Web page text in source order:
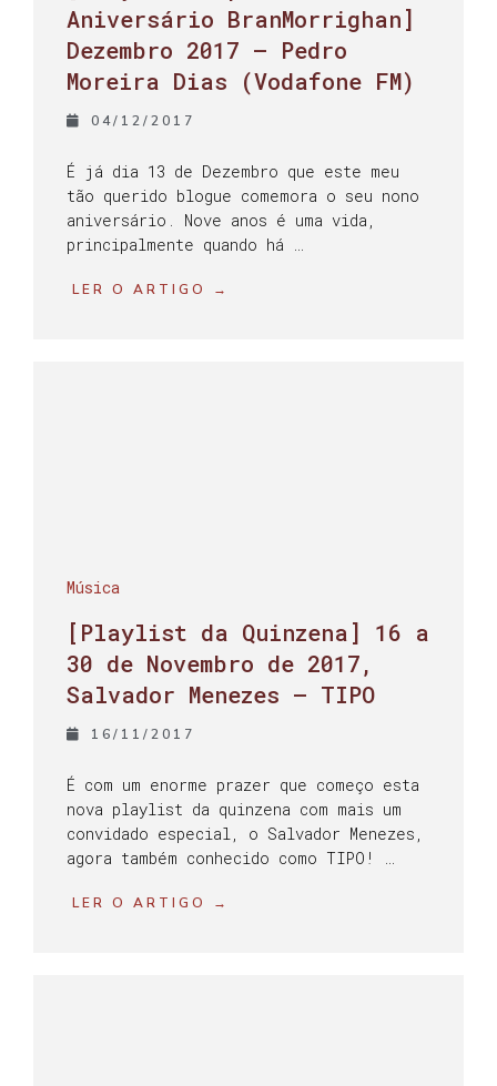
Aniversário BranMorrighan]
Dezembro 2017 – Pedro
Moreira Dias (Vodafone FM)
04/12/2017
É já dia 13 de Dezembro que este meu
tão querido blogue comemora o seu nono
aniversário. Nove anos é uma vida,
principalmente quando há …
LER O ARTIGO →
Música
[Playlist da Quinzena] 16 a
30 de Novembro de 2017,
Salvador Menezes – TIPO
16/11/2017
É com um enorme prazer que começo esta
nova playlist da quinzena com mais um
convidado especial, o Salvador Menezes,
agora também conhecido como TIPO! …
LER O ARTIGO →